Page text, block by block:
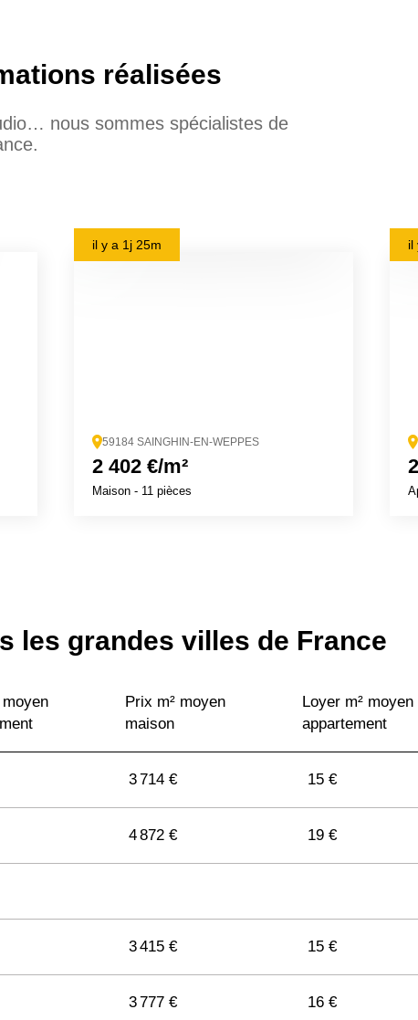
réalisées
nous sommes spécialistes de
il y a 1j 25m
59184 SAINGHIN-EN-WEPPES
2 402 €/m²
Maison- 11 pièces
il
les grandes villes de France
moyen
Prix m² moyen
maison
Loyer m² moyen
appartement
3 714 € 15 €
4 872 € 19 €
3 415 € 15 €
3 777 € 16 €